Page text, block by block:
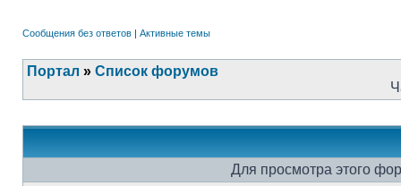
Сообщения без ответов | Активные темы
Портал » Список форумов
Для просмотра этого